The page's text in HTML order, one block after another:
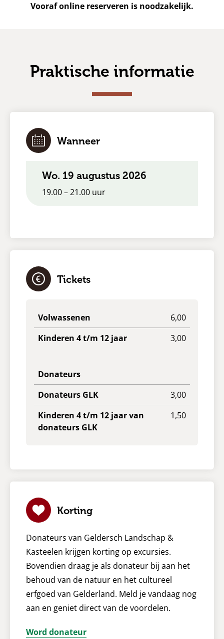
Vooraf online reserveren is noodzakelijk.
Praktische informatie
Wanneer
wo. 19 augustus 2026
19.00 – 21.00 uur
Tickets
Volwassenen
6,00
Kinderen 4 t/m 12 jaar
3,00
Donateurs
Donateurs GLK
3,00
Kinderen 4 t/m 12 jaar van
donateurs GLK
1,50
Korting
Donateurs van Geldersch Landschap &
Kasteelen krijgen korting op excursies.
Bovendien draag je als donateur bij aan het
behoud van de natuur en het cultureel
erfgoed van Gelderland. Meld je vandaag nog
aan en geniet direct van de voordelen.
Word donateur